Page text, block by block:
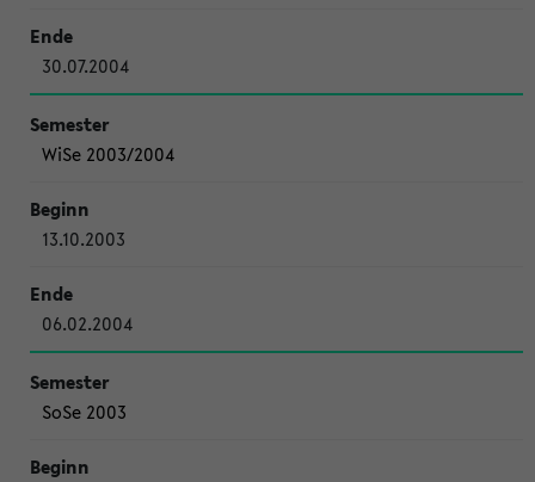
30.07.2004
WiSe 2003/2004
13.10.2003
06.02.2004
SoSe 2003